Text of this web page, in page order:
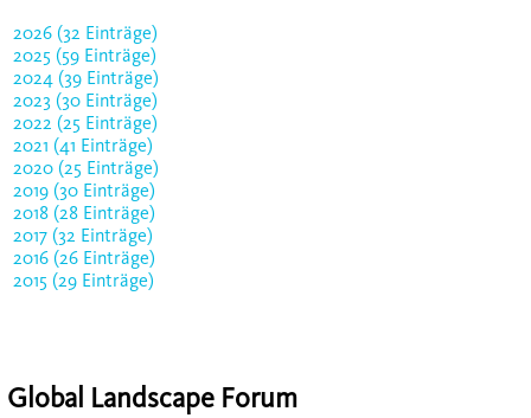
2026 (32 Einträge)
2025 (59 Einträge)
2024 (39 Einträge)
2023 (30 Einträge)
2022 (25 Einträge)
2021 (41 Einträge)
2020 (25 Einträge)
2019 (30 Einträge)
2018 (28 Einträge)
2017 (32 Einträge)
2016 (26 Einträge)
2015 (29 Einträge)
Global Landscape Forum